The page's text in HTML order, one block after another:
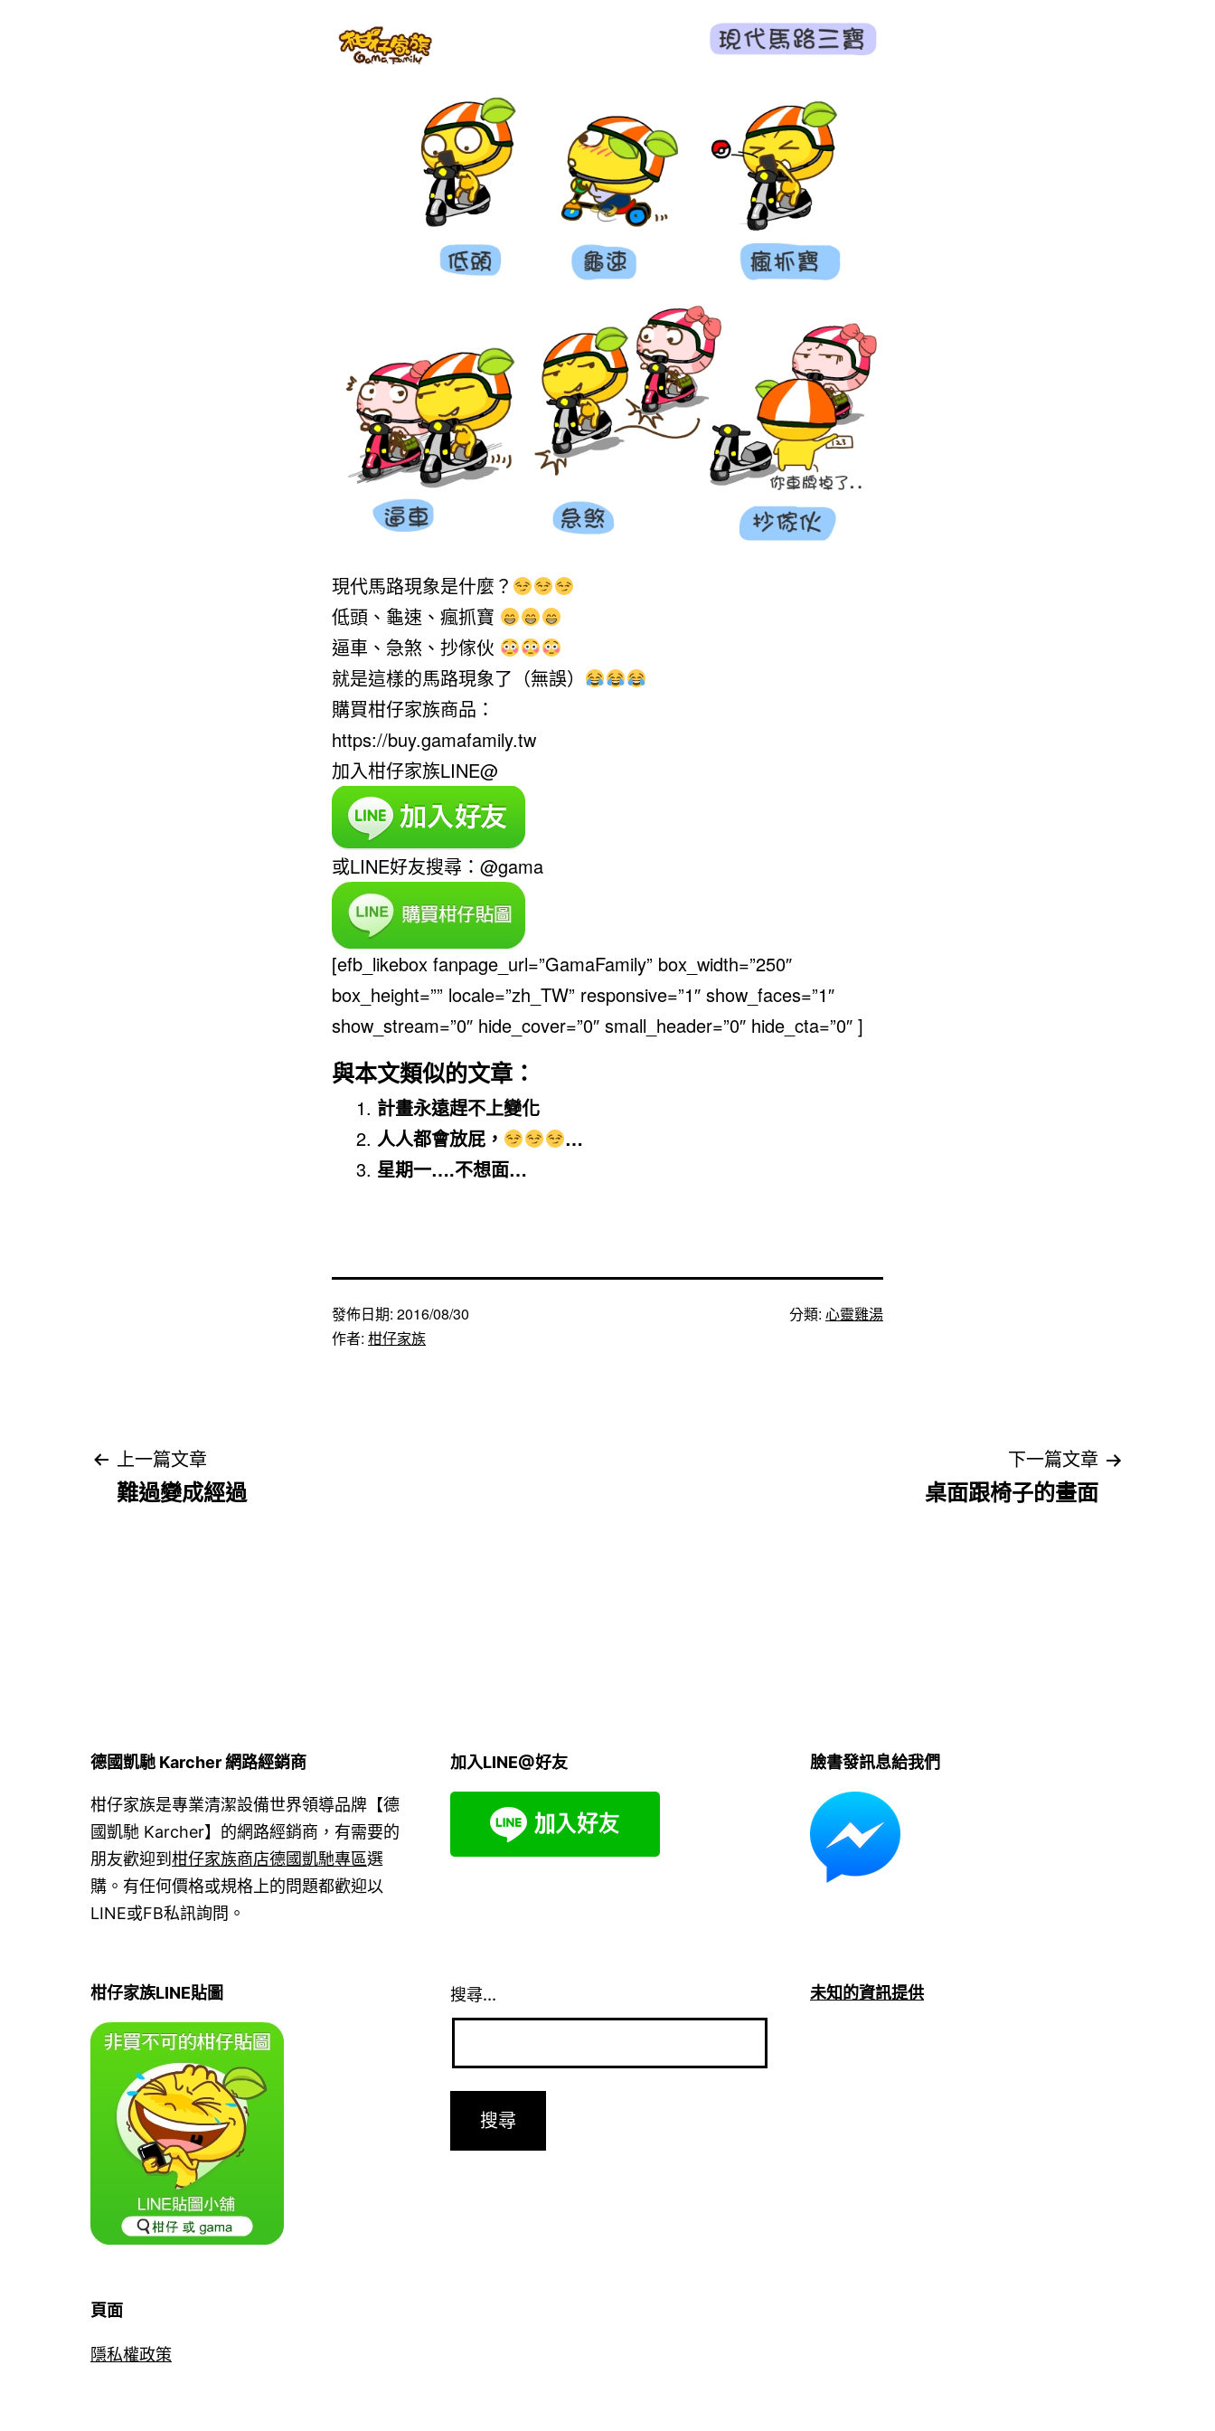
現代馬路現象是什麼？
低頭、龜速、瘋抓寶
逼車、急煞、抄傢伙
就是這樣的馬路現象了（無誤）
購買柑仔家族商品：
https://buy.gamafamily.tw
加入柑仔家族LINE@
或LINE好友搜尋：@gama
[efb_likebox fanpage_url=”GamaFamily” box_width=”250″
box_height=”” locale=”zh_TW” responsive=”1″ show_faces=”1″
show_stream=”0″ hide_cover=”0″ small_header=”0″ hide_cta=”0″ ]
與本文類似的文章：
計畫永遠趕不上變化
人人都會放屁，
…
星期一….不想面…
發佈日期: 2016/08/30
作者: 柑仔家族
分類: 心靈雞湯
文上一篇文章
難過變成經過
下一篇文章
桌面跟椅子的畫面
德國凱馳 Karcher 網路經銷商
柑仔家族是專業清潔設備世界領導品牌【德
國凱馳 Karcher】的網路經銷商，有需要的
朋友歡迎到 柑仔家族商店德國凱馳專區選
購。有任何價格或規格上的問題都歡迎以
LINE或FB私訊詢問。
加入LINE@好友 臉書發訊息給我們
柑仔家族LINE貼圖 搜尋... 未知的資訊提供
頁面
隱私權政策